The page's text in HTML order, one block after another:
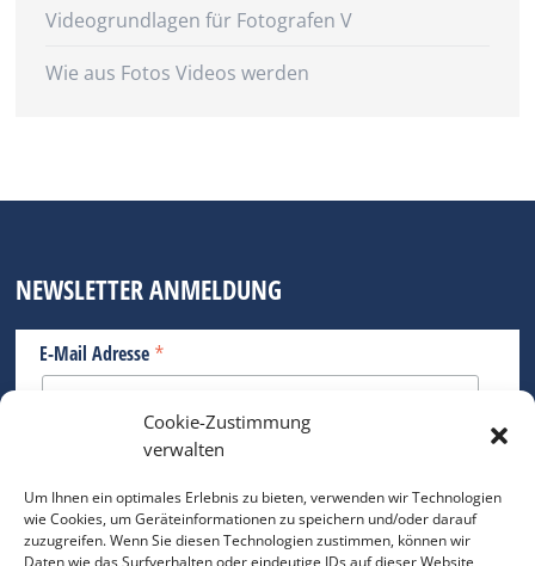
Cookie-Zustimmung
verwalten
Um Ihnen ein optimales Erlebnis zu bieten, verwenden wir Technologien
wie Cookies, um Geräteinformationen zu speichern und/oder darauf
zuzugreifen. Wenn Sie diesen Technologien zustimmen, können wir
Daten wie das Surfverhalten oder eindeutige IDs auf dieser Website
Videogrundlagen für Fotografen V
Wie aus Fotos Videos werden
NEWSLETTER ANMELDUNG
E-Mail Adresse *
Bitte geben Sie Ihre E-Mail Adresse ein.
*